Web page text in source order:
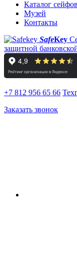
Каталог
Музей
Контакты
SafeKey
защитной
+7 812 956 65 66
Заказать звонок